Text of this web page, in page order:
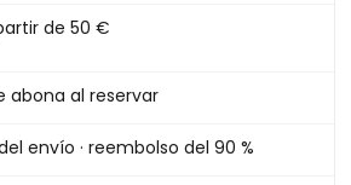
de 50 €
abona al reservar
envío · reembolso del 90 %